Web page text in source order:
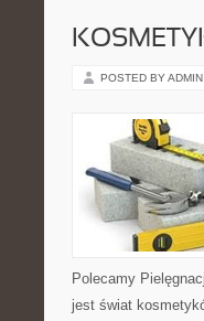
POSTED BY ADMIN
Polecamy
jest świat